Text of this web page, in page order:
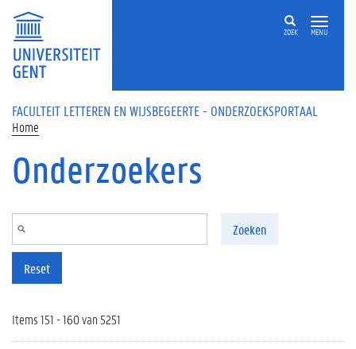
Overslaan en naar de inhoud gaan
ZOEK MENU
FACULTEIT LETTEREN EN WIJSBEGEERTE - ONDERZOEKSPORTAAL
Home
Onderzoekers
Zoeken
Reset
Items 151 - 160 van 5251